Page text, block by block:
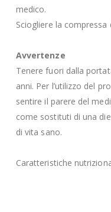
medico.
Sciogliere la
Avvertenze
Tenere fuori dalla
anni. Per l’utilizzo del
sentire il parere del
come sostituti di una
di vita sano.
Caratteristiche